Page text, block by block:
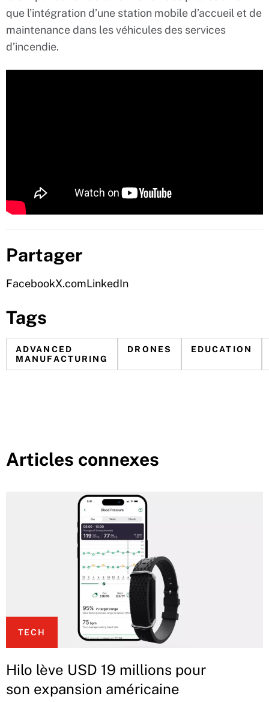
que l’intégration d’une station mobile d’accueil et de
maintenance dans les véhicules des services
d’incendie.
Partager
FacebookX.comLinkedIn
Tags
ADVANCED
MANUFACTURING
DRONES EDUCATION
Articles connexes
TECH
Hilo lève USD 19 millions pour
son expansion américaine